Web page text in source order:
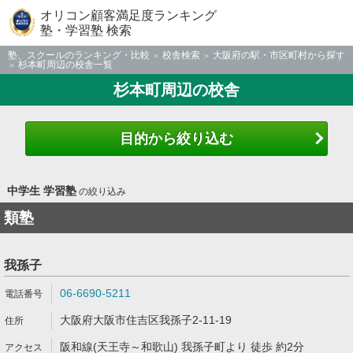
オリコン顧客満足度ランキング
塾・学習塾 検索
塾、スクールのランキング・比較 校舎検索
大阪府の駅・市区町村から探す
杉本町周辺の校舎一覧
杉本町周辺の校舎
目的から絞り込む
中学生 学習塾の絞り込み
類塾
我孫子
06-6690-5211
大阪府大阪市住吉区我孫子2-11-19
阪和線(天王寺～和歌山) 我孫子町より 徒歩 約2分